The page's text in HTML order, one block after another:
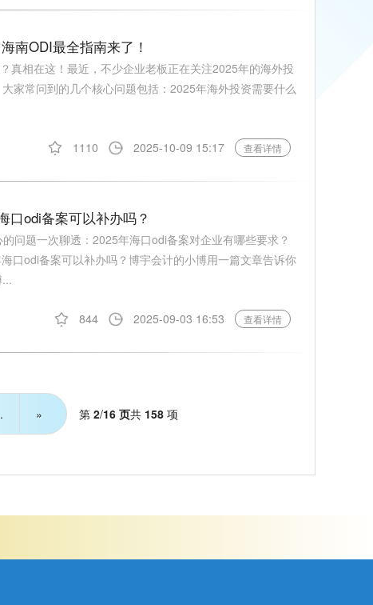
南ODI最全指南来了！
真相在这！最近，不少企业老板正在关注2025年的海外投
家常问到的几个核心问题包括：2025年海外投资需要什么
1110 2025-10-09 15:17 查看详情
口odi备案可以补办吗？
问题一次聊透：2025年海口odi备案对企业有哪些要求？
口odi备案可以补办吗？博宇会计的小博用一篇文章告诉你
844 2025-09-03 16:53 查看详情
» 第 2/16 页共 158 项